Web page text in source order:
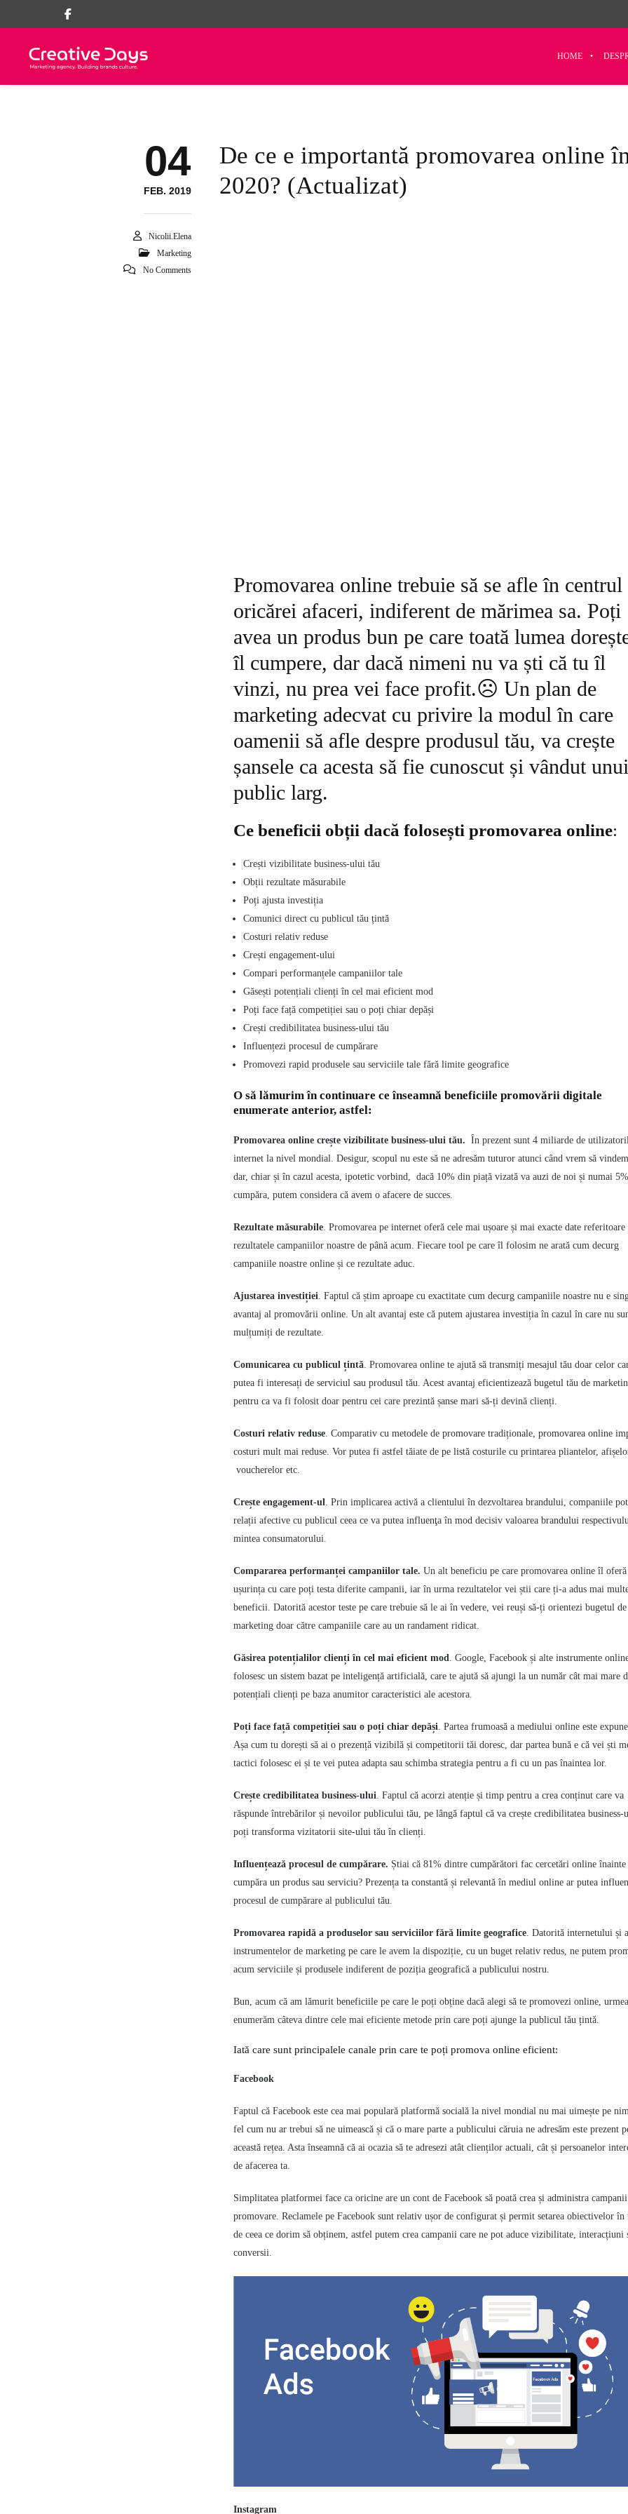
HOME
04
FEB. 2019
Nicolii.elena
Marketing
No Comments
De ce e importantă promovarea online
2020? (Actualizat)
Promovarea online trebuie să se afle în centrul
oricărei afaceri, indiferent de mărimea sa. Poți
avea un produs bun pe care toată lumea
îl cumpere, dar dacă nimeni nu va ști că tu îl
vinzi, nu prea vei face profit.☹️ Un plan de
marketing adecvat cu privire la modul în care
oamenii să afle despre produsul tău, va crește
șansele ca acesta să fie cunoscut și vândut unui
public larg.
Ce beneficii obții dacă folosești promovarea online:
Crești vizibilitate business-ului tău
Obții rezultate măsurabile
Poți ajusta investiția
Comunici direct cu publicul tău țintă
Costuri relativ reduse
Crești engagement-ului
Compari performanțele campaniilor tale
Găsești potențiali clienți în cel mai eficient mod
Poți face față competiției sau o poți chiar depăși
Crești credibilitatea business-ului tău
Influențezi procesul de cumpărare
Promovezi rapid produsele sau serviciile tale fără limite geografice
O să lămurim în continuare ce înseamnă beneficiile promovării digitale
enumerate anterior, astfel:
Promovarea online crește vizibilitate business-ului tău. În prezent sunt 4 miliarde de
internet la nivel mondial. Desigur, scopul nu este să ne adresăm tuturor atunci când vrem să
dar, chiar și în cazul acesta, ipotetic vorbind, dacă 10% din piață vizată va auzi de noi și numai
cumpăra, putem considera că avem o afacere de succes.
Rezultate măsurabile. Promovarea pe internet oferă cele mai ușoare și mai exacte date referitoare
rezultatele campaniilor noastre de până acum. Fiecare tool pe care îl folosim ne arată cum decurg
campaniile noastre online și ce rezultate aduc.
Ajustarea investiției. Faptul că știm aproape cu exactitate cum decurg campaniile noastre nu e
avantaj al promovării online. Un alt avantaj este că putem ajustarea investiția în cazul în care nu
mulțumiți de rezultate.
Comunicarea cu publicul țintă. Promovarea online te ajută să transmiți mesajul tău doar celor
putea fi interesați de serviciul sau produsul tău. Acest avantaj eficientizează bugetul tău de
pentru ca va fi folosit doar pentru cei care prezintă șanse mari să-ți devină clienți.
Costuri relativ reduse. Comparativ cu metodele de promovare tradiționale, promovarea online
costuri mult mai reduse. Vor putea fi astfel tăiate de pe listă costurile cu printarea pliantelor,
voucherelor etc.
Crește engagement-ul. Prin implicarea activă a clientului în dezvoltarea brandului, companiile
relații afective cu publicul ceea ce va putea influenţa în mod decisiv valoarea brandului
mintea consumatorului.
Compararea performanței campaniilor tale.Un alt beneficiu pe care promovarea online îl oferă
ușurința cu care poți testa diferite campanii, iar în urma rezultatelor vei știi care ți-a adus mai
beneficii. Datorită acestor teste pe care trebuie să le ai în vedere, vei reuși să-ți orientezi bugetul de
marketing doar către campaniile care au un randament ridicat.
Găsirea potențialilor clienți în cel mai eficient mod. Google, Facebook și alte instrumente
folosesc un sistem bazat pe inteligență artificială, care te ajută să ajungi la un număr cât mai mare
potențiali clienți pe baza anumitor caracteristici ale acestora.
Poți face față competiției sau o poți chiar depăși. Partea frumoasă a mediului online este
Așa cum tu dorești să ai o prezență vizibilă și competitorii tăi doresc, dar partea bună e că vei ști
tactici folosesc ei și te vei putea adapta sau schimba strategia pentru a fi cu un pas înaintea lor.
Crește credibilitatea business-ului. Faptul că acorzi atenție și timp pentru acrea conținut care va
răspunde întrebărilor și nevoilor publicului tău, pe lângă faptul că va crește credibilitatea business-
poți transformavizitatorii site-ului tău în clienți.
Influențează procesul de cumpărare. Știai că 81% dintre cumpărători fac cercetări online înainte
cumpăra un produs sau serviciu? Prezența ta constantă și relevantă în mediul online ar putea
procesul de cumpărare al publicului tău.
Promovarea rapidă a produselor sau serviciilor fără limite geografice. Datorită internetului și a
instrumentelor de marketing pe care le avem la dispoziție, cu un buget relativ redus, ne putem
acum serviciile și produsele indiferent de poziția geografică a publicului nostru.
Bun, acum că am lămurit beneficiile pe care le poți obține dacă alegi să te promovezi online,
enumerăm câteva dintre cele mai eficientemetode prin care poți ajunge la publicul tău țintă.
Iată care sunt principalele canale prin care te poți promova online eficient:
Facebook
Faptul că Facebook este cea mai populară platformă socială la nivel mondial nu mai uimește pe
fel cum nu ar trebui să ne uimească și că o mare parte a publicului căruia ne adresăm este prezent
această rețea. Astaînseamnă că ai ocazia să te adresezi atât clienților actuali, cât și persoanelor
de afacerea ta.
Simplitatea platformei face ca oricine are un cont de Facebook să poată crea și administra
promovare. Reclamele pe Facebook sunt relativ ușor de configurat și permit setarea obiectivelor în
de ceea ce dorim să obținem, astfel putem crea campanii care ne pot aducevizibilitate, interacțiuni
conversii.
Instagram